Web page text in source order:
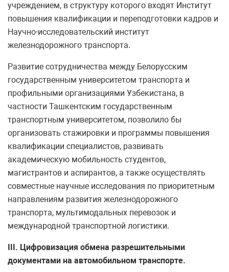
учреждением, в структуру которого входят Институт
повышения квалификации и переподготовки кадров и
Научно-исследовательский институт
железнодорожного транспорта.
Развитие сотрудничества между Белорусским
государственным университетом транспорта и
профильными организациями Узбекистана, в
частности Ташкентским государственным
транспортным университетом, позволило бы
организовать стажировки и программы повышения
квалификации специалистов, развивать
академическую мобильность студентов,
магистрантов и аспирантов, а также осуществлять
совместные научные исследования по приоритетным
направлениям развития железнодорожного
транспорта, мультимодальных перевозок и
международной транспортной логистики.
III. Цифровизация обмена разрешительными
документами на автомобильном транспорте.